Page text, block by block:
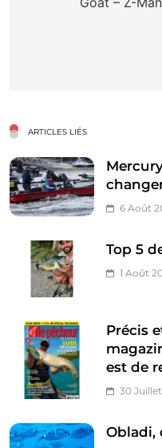
l’article
ARTICLES LIÉS
6 Août
Top 5
1 Août
Précis
est de
30
Obladi,